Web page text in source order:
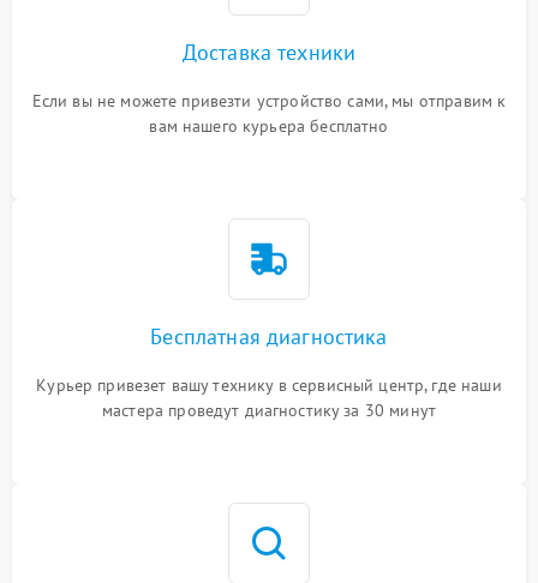
Доставка техники
Если вы не можете привезти устройство сами, мы отправим к
вам нашего курьера бесплатно
Бесплатная диагностика
Курьер привезет вашу технику в сервисный центр, где наши
мастера проведут диагностику за 30 минут